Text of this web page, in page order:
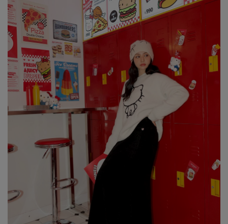
身形尺寸對照表
※ 顏色請參考單品圖片較為接近，但因圖檔顏色會因個人電腦螢幕
設定差異略有不同，請以實際商品顏色為準。
※ 請將深色衣物與淺色衣物分開洗滌。